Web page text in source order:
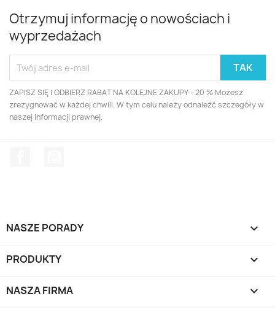
Otrzymuj informację o nowościach i
wyprzedażach
ZAPISZ SIĘ I ODBIERZ RABAT NA KOLEJNE ZAKUPY - 20 % Możesz
zrezygnować w każdej chwili. W tym celu należy odnaleźć szczegóły w
naszej informacji prawnej.
NASZE PORADY 
PRODUKTY 
NASZA FIRMA 